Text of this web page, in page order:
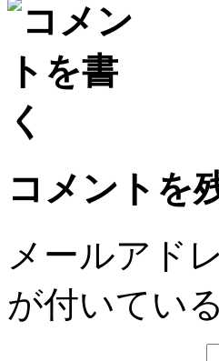
コメントを
メールアド
が付いてい